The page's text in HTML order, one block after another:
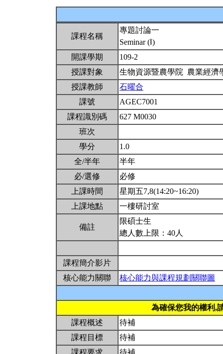
課程名稱
專題討論一
Seminar (Ⅰ)
開課學期
109-2
授課對象
生物資源暨農學院 農業經
授課教師
石曜合
課號
AGEC7001
課程識別碼
627 M0030
班次
學分
1.0
全/半年
半年
必/選修
必修
上課時間
星期五7,8(14:20~16:20)
上課地點
一樓研討室
備註
限碩士生
總人數上限：40人
課程簡介影片
核心能力關聯
核心能力與課程規劃關聯圖
為確保您我的權利,
課程概述
待補
課程目標
待補
課程要求
待補